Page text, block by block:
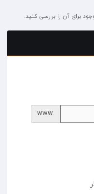
برای آن را بررسی کنید.
www.